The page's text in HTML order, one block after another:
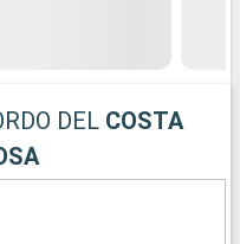
DEL COSTA